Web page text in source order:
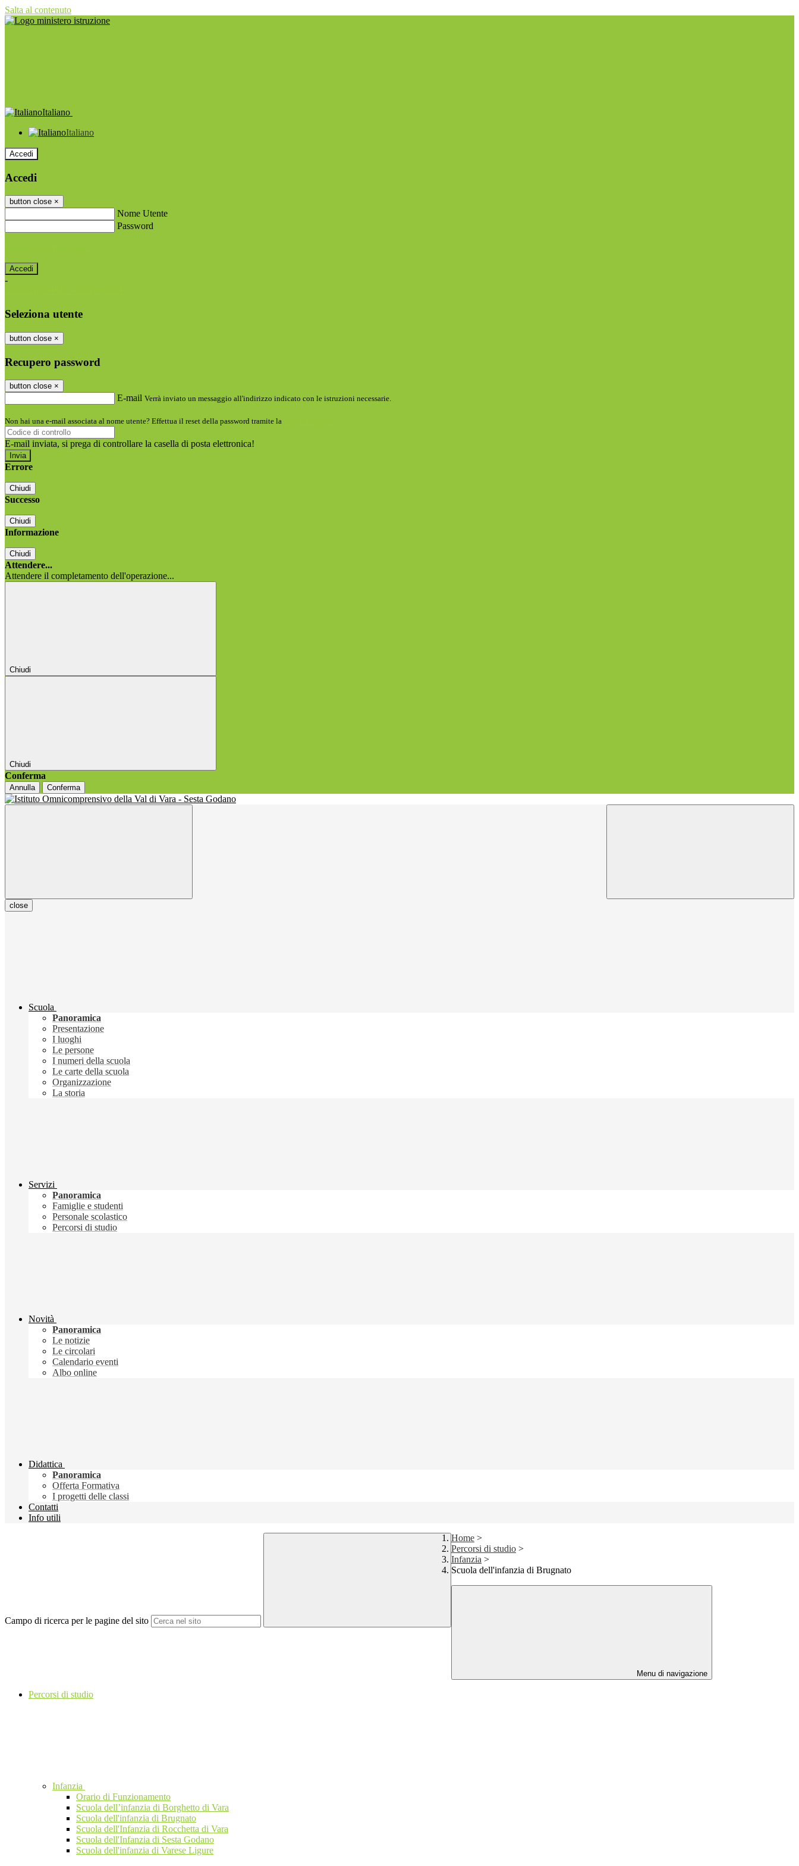
Salta al contenuto
Italiano
Italiano
Accedi
Accedi
button close ×
Nome Utente
Password
-
Seleziona utente
button close ×
Recupero password
button close ×
E-mail Verrà inviato un messaggio all'indirizzo indicato con le istruzioni necessarie.
Non hai una e-mail associata al nome utente? Effettua il reset della password tramite la
E-mail inviata, si prega di controllare la casella di posta elettronica!
Errore
Chiudi
Successo
Chiudi
Informazione
Chiudi
Attendere...
Attendere il completamento dell'operazione...
Chiudi
Chiudi
Conferma
Annulla Conferma
close
Scuola
Panoramica
Presentazione
I luoghi
Le persone
I numeri della scuola
Le carte della scuola
Organizzazione
La storia
Servizi
Panoramica
Famiglie e studenti
Personale scolastico
Percorsi di studio
Novità
Panoramica
Le notizie
Le circolari
Calendario eventi
Albo online
Didattica
Panoramica
Offerta Formativa
I progetti delle classi
Contatti
Info utili
Campo di ricerca per le pagine del sito
Home >
Percorsi di studio >
Infanzia >
Scuola dell'infanzia di Brugnato
Menu di navigazione
Percorsi di studio
Infanzia
Orario di Funzionamento
Scuola dell’infanzia di Borghetto di Vara
Scuola dell'infanzia di Brugnato
Scuola dell'Infanzia di Rocchetta di Vara
Scuola dell'Infanzia di Sesta Godano
Scuola dell'infanzia di Varese Ligure